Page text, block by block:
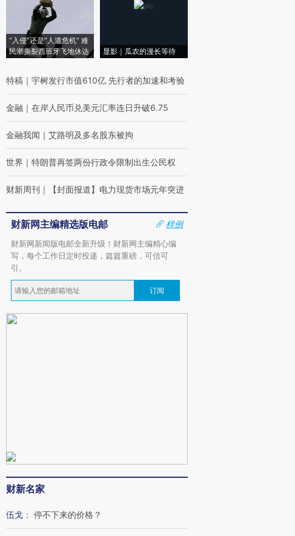
入侵”还是“人道危
出席葬礼疑似打瞌
落的白痴”
“入侵”还是“人道危机” 难
民潮撕裂西班牙飞地休达
显影｜瓜农的漫长等待
特稿 ｜ 宇树发行市值610亿 先行者的加速和考验
金融 ｜ 在岸人民币兑美元汇率连日升破6.75
金融我闻 ｜ 艾路明及多名股东被拘
世界 ｜ 特朗普再签两份行政令限制出生公民权
财新周刊 ｜ 【封面报道】电力现货市场元年突进
财新网主编精选版电邮
样例
财新网新闻版电邮全新升级！财新网主编精心编
写，每个工作日定时投递，篇篇重磅，可信可
引。
订阅
财新名家
伍戈 ： 停不下来的价格？